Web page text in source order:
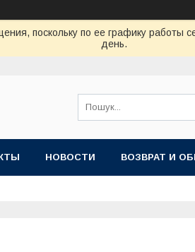
поскольку по ее графику
день.
НОВОСТИ ВОЗВРАТ И